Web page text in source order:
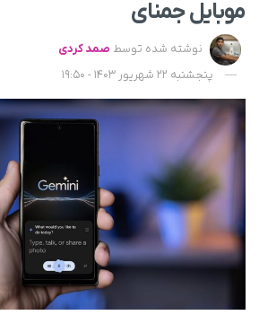
موبایل جمنای
نوشته شده توسط صمد کردی
پنجشنبه 22 شهریور 1403 - 19:50